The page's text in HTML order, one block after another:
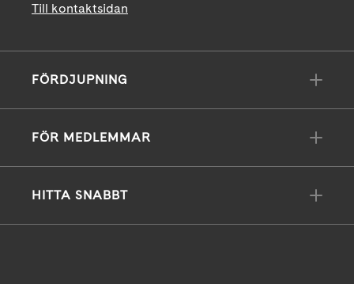
Till kontaktsidan
FÖRDJUPNING
FÖR MEDLEMMAR
HITTA SNABBT